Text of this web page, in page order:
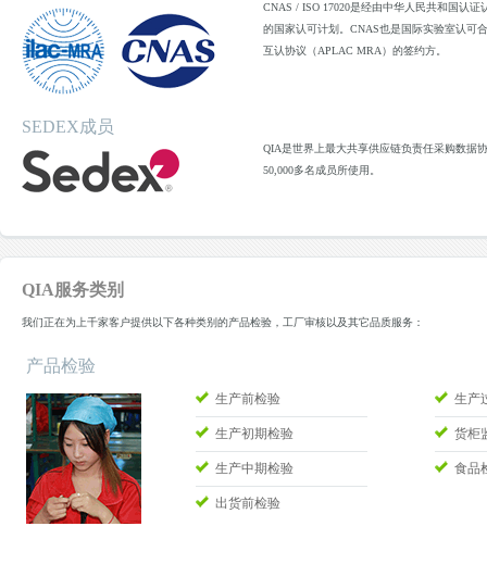
CNAS / ISO 17020是经由中华人民共和国认
的国家认可计划。CNAS也是国际实验室认可
互认协议（APLAC MRA）的签约方。
SEDEX成员
QIA是世界上最大共享供应链负责任采购数据
50,000多名成员所使用。
QIA服务类别
我们正在为上千家客户提供以下各种类别的产品检验，工厂审核以及其它品质服务：
产品检验
生产前检验
生产初期检验
生产中期检验
出货前检验
生产
货柜
食品